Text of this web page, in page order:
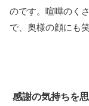
のです。喧嘩のく
で、奥様の顔にも
感謝の気持ちを